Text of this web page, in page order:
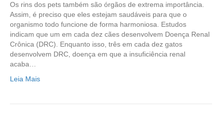
Os rins dos pets também são órgãos de extrema importância.
Assim, é preciso que eles estejam saudáveis para que o
organismo todo funcione de forma harmoniosa. Estudos
indicam que um em cada dez cães desenvolvem Doença Renal
Crônica (DRC). Enquanto isso, três em cada dez gatos
desenvolvem DRC, doença em que a insuficiência renal
acaba…
Leia Mais